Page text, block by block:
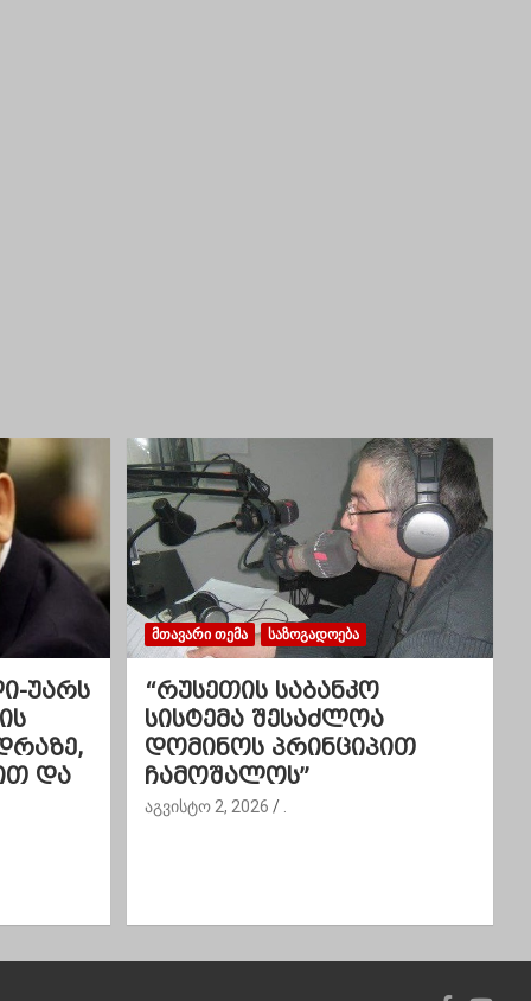
უარს
და
ᲛᲗᲐᲕᲐᲠᲘ ᲗᲔᲛᲐ ᲡᲐᲖᲝᲒᲐᲓᲝᲔᲑᲐ
“რუსეთის საბანკო
სისტემა შესაძლოა
დომინოს პრინციპით
ჩამოშალოს”
აგვისტო 2, 2026